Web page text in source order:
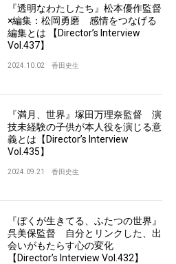
『透明なわたしたち』松本優作監督
×編集：松岡勇磨 感情をつなげる
編集とは 【Director’s Interview
Vol.437】
2024.10.02 香田史生
『満月、世界』塚⽥万理奈監督 演
技未経験の子供が本人役を演じる意
義とは【Director’s Interview
Vol.435】
2024.09.21 香田史生
『ぼくが生きてる、ふたつの世界』
呉美保監督 自分とリンクした、出
会いがもたらす心の変化
【Director’s Interview Vol.432】